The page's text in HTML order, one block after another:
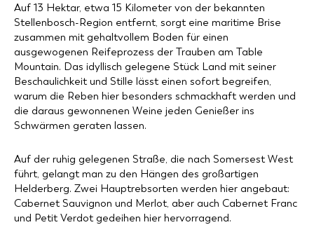
Auf 13 Hektar, etwa 15 Kilometer von der bekannten
Stellenbosch-Region entfernt, sorgt eine maritime Brise
zusammen mit gehaltvollem Boden für einen
ausgewogenen Reifeprozess der Trauben am Table
Mountain. Das idyllisch gelegene Stück Land mit seiner
Beschaulichkeit und Stille lässt einen sofort begreifen,
warum die Reben hier besonders schmackhaft werden und
die daraus gewonnenen Weine jeden Genießer ins
Schwärmen geraten lassen.
Auf der ruhig gelegenen Straße, die nach Somersest West
führt, gelangt man zu den Hängen des großartigen
Helderberg. Zwei Hauptrebsorten werden hier angebaut:
Cabernet Sauvignon und Merlot, aber auch Cabernet Franc
und Petit Verdot gedeihen hier hervorragend.